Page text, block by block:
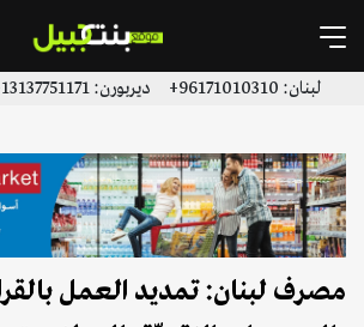
لبنان: 96171010310+ ديربورن: 13137751171+ | 13136996923+
مصرف لبنان: تمديد العمل